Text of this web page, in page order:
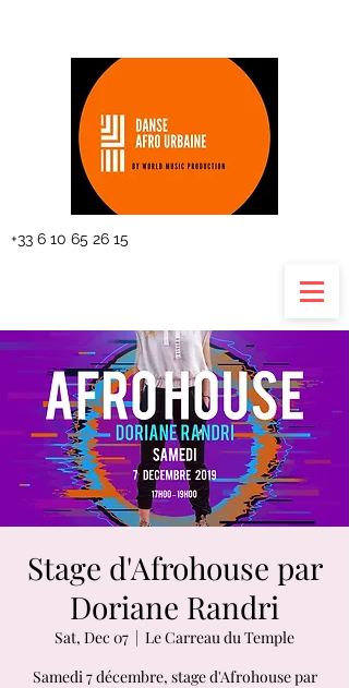
+33 6 10 65 26 15
Stage d'Afrohouse par
Doriane Randri
Sat, Dec 07
  |
Le Carreau du Temple
Samedi 7 décembre, stage d'Afrohouse par